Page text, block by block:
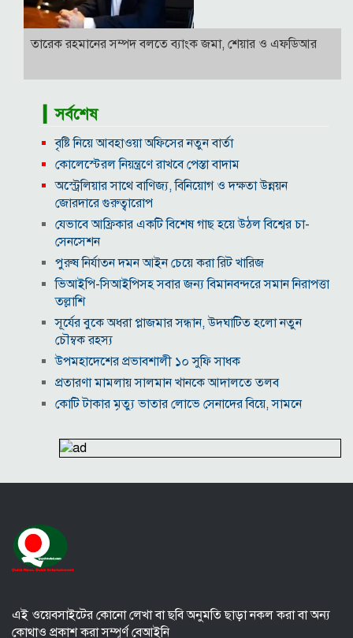
তারেক রহমানের সম্পদ বলতে ব্যাংক জমা, শেয়ার ও এফডিআর
▎সর্বশেষ
বৃষ্টি নিয়ে আবহাওয়া অফিসের নতুন বার্তা
কোলেস্টেরল নিয়ন্ত্রণে রাখবে পেস্তা বাদাম
অস্ট্রেলিয়ার সাথে বাণিজ্য, বিনিয়োগ ও দক্ষতা উন্নয়ন
জোরদারে গুরুত্বারোপ
যেভাবে আফ্রিকার একটি বিশেষ গাছ হয়ে উঠল বিশ্বের চা-
সেনসেশন
পুরুষ নির্যাতন দমন আইন চেয়ে করা রিট খারিজ
ভিআইপি-সিআইপিসহ সবার জন্য বিমানবন্দরে সমান নিরাপত্তা
তল্লাশি
সূর্যের বুকে অধরা প্লাজমার সন্ধান, উদ্ঘাটিত হলো নতুন
চৌম্বক রহস্য
উপমহাদেশের প্রভাবশালী ১০ সুফি সাধক
প্রতারণা মামলায় সালমান খানকে আদালতে তলব
কোটি টাকার মৃত্যু ভাতার লোভে সেনাদের বিয়ে, সামনে
হিরোশিমা-নাগাসাকি হামলার ৮১ বছর: বর্তমান বিশ্বে
পারমাণবিক পরিস্থিতি কি?
বাংলাদেশি টাকায় আজকের মুদ্রা বিনিময় হার
বিতর্কিত প্রস্তাবের জন্য ক্ষমা চাইলেন ফিফা সভাপতি
ইরান-ওমান আলোচনা ঘিরে বিশ্ববাজারে কমল জ্বালানি
এই ওয়েবসাইটের কোনো লেখা বা ছবি অনুমতি ছাড়া নকল করা বা অন্য
কোথাও প্রকাশ করা সম্পূর্ণ বেআইনি